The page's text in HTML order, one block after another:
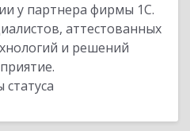
у партнера фирмы 1С.
аттестованных
и решений